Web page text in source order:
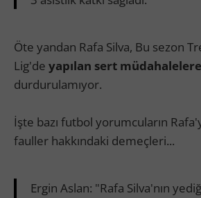
Öte yandan Rafa Silva, Bu sezon
Lig'de yapılan sert
durdurulamıyor.
İşte bazı futbol yorumcuların
fauller hakkındaki demeçleri...
Ergin Aslan: "Rafa Silva'nın